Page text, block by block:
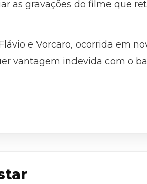
as gravações do filme que
e Vorcaro, ocorrida em
vantagem indevida com o